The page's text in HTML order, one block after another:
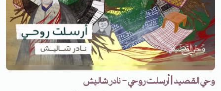
وحي القصيد | أرسلت روحي - نادر شاليش